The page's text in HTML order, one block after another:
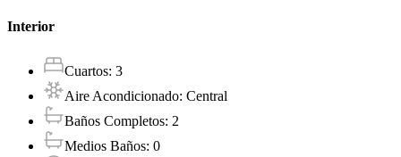
Interior
Cuartos: 3
Aire Acondicionado: Central
Baños Completos: 2
Medios Baños: 0